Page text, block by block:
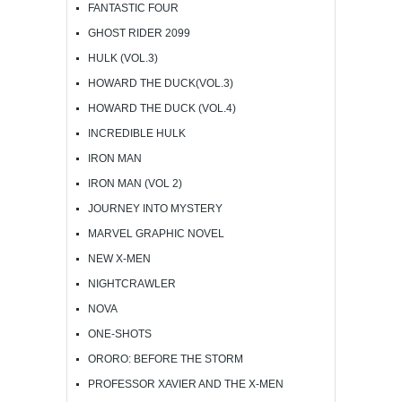
FANTASTIC FOUR
GHOST RIDER 2099
HULK (VOL.3)
HOWARD THE DUCK(VOL.3)
HOWARD THE DUCK (VOL.4)
INCREDIBLE HULK
IRON MAN
IRON MAN (VOL 2)
JOURNEY INTO MYSTERY
MARVEL GRAPHIC NOVEL
NEW X-MEN
NIGHTCRAWLER
NOVA
ONE-SHOTS
ORORO: BEFORE THE STORM
PROFESSOR XAVIER AND THE X-MEN